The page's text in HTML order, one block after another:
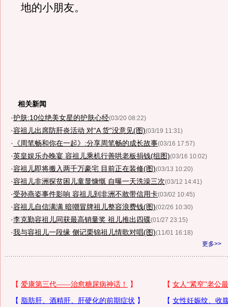
地的小朋友。
相关新闻
·护肤:10位绝美女星的护肤心经(03/20 08:22)
·容祖儿出席防肝炎活动 对“A 货”没意见(图)(03/19 11:31)
· 《周笔畅和你在一起》:分享周笔畅的成长故事(03/16 17:57)
·英皇娱乐办晚宴 容祖儿乘机行善哄老板捐钱(组图)(03/16 10:02)
·容祖儿即将搬入两千万豪宅 目前正在装修(图)(03/13 10:20)
·容祖儿非洲探贫困儿童显慷慨 自曝一天洗澡三次(03/12 14:41)
·受孙燕姿事件影响 容祖儿到非洲不敢带信用卡(03/02 10:45)
·容祖儿自信满满 暗嘲冒牌祖儿整容浪费钱(图)(02/26 10:30)
·李克勤容祖儿同获最高销量奖 祖儿推出四碟(01/27 23:15)
·我与容祖儿一段缘 侧记栗锦祖儿情歌对唱(图)(11/01 16:18)
更多>>